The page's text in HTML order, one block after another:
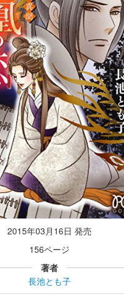
2015年03月16日 発売
156ページ
著者
長池とも子